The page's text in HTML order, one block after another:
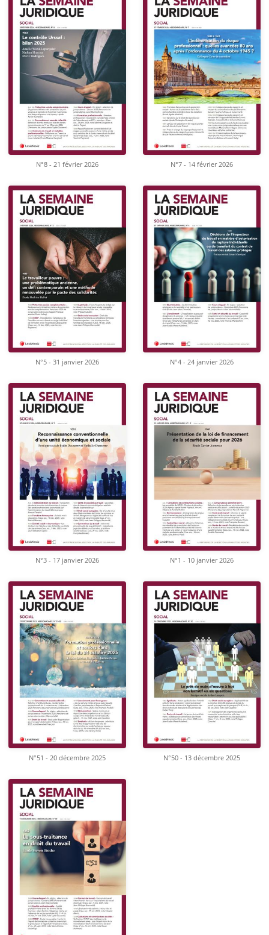
N°8 - 21 février 2026 N°7 - 14 février 2026
N°5 - 31 janvier 2026 N°4 - 24 janvier 2026
N°3 - 17 janvier 2026 N°1 - 10 janvier 2026
N°51 - 20 décembre 2025 N°50 - 13 décembre 2025